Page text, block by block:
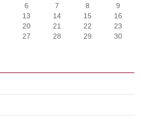
6 7 8
9
13 14 15
16
20 21 22
23
27 28 29
30